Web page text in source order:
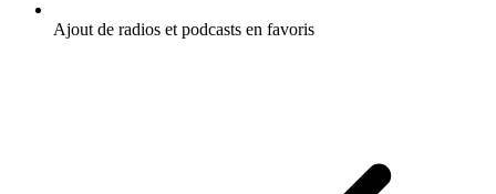
Ajout de radios et podcasts en favoris